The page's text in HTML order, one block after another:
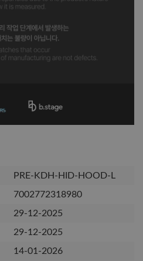
PRE-KDH-HID-HOOD-L
7002772318980
29-12-2025
29-12-2025
14-01-2026